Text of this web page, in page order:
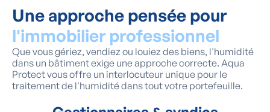
Une approche pensée pour
l'immobilier professionnel
Que vous gériez, vendiez ou louiez des biens, l'humidité
dans un bâtiment exige une approche correcte. Aqua
Protect vous offre un interlocuteur unique pour le
traitement de l'humidité dans tout votre portefeuille.